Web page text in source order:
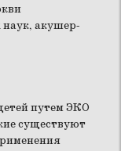
акушер-
путем ЭКО
существуют